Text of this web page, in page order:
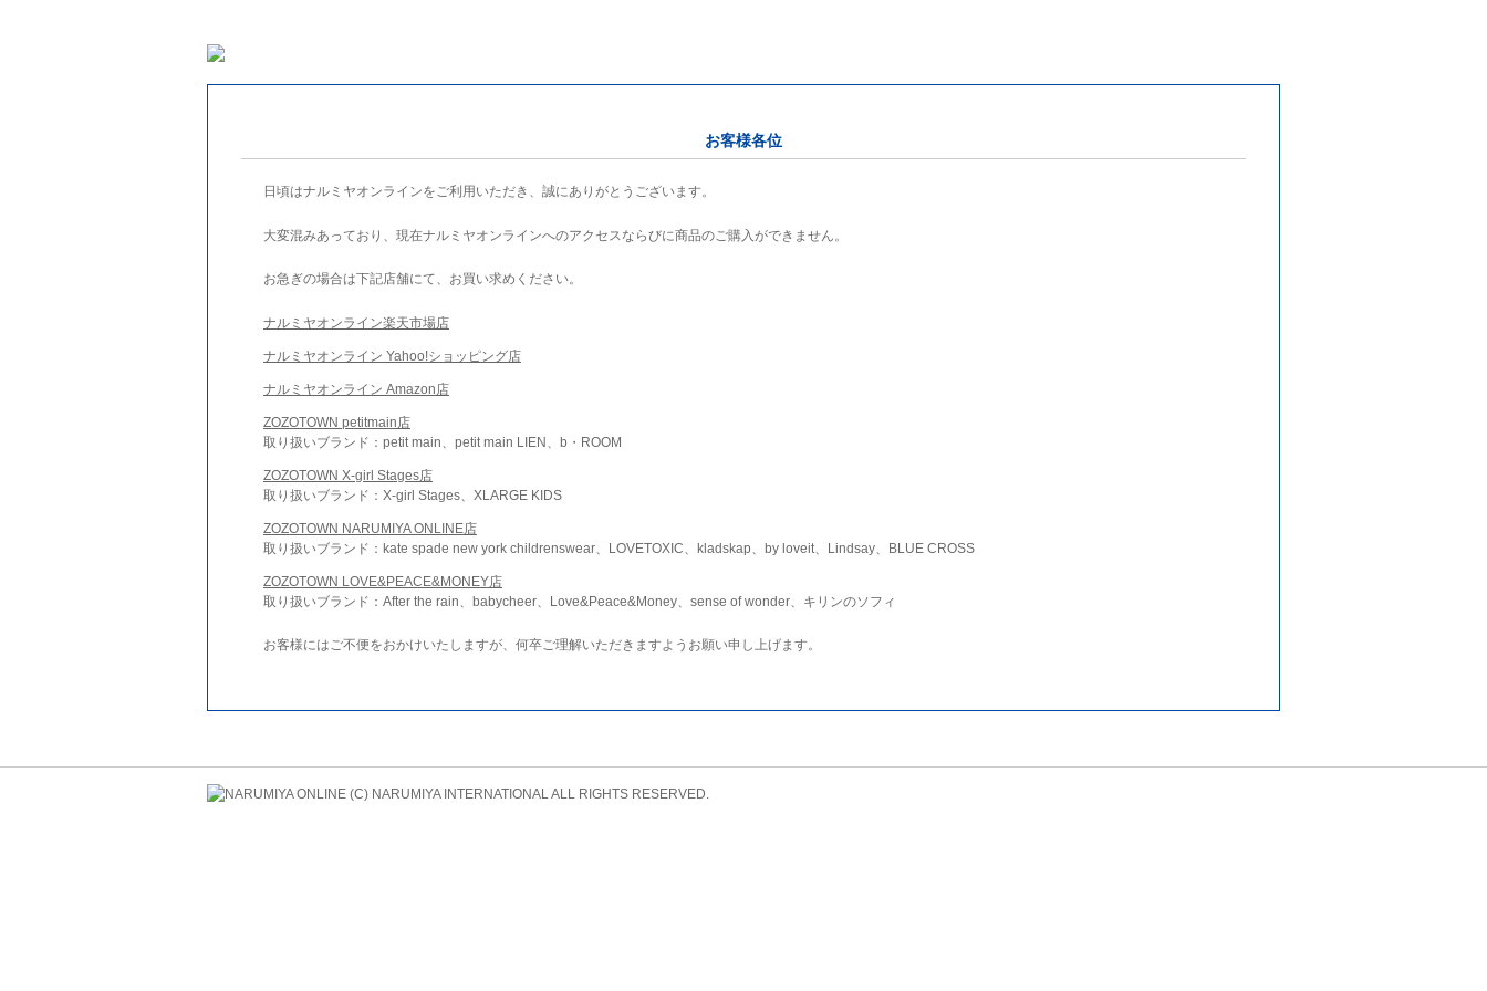
お客様各位
日頃はナルミヤオンラインをご利用いただき、誠にありがとうございます。
大変混みあっており、現在ナルミヤオンラインへのアクセスならびに商品のご購入ができません。
お急ぎの場合は下記店舗にて、お買い求めください。
ナルミヤオンライン楽天市場店
ナルミヤオンライン Yahoo!ショッピング店
ナルミヤオンライン Amazon店
ZOZOTOWN petitmain店
取り扱いブランド：petit main、petit main LIEN、b・ROOM
ZOZOTOWN X-girl Stages店
取り扱いブランド：X-girl Stages、XLARGE KIDS
ZOZOTOWN NARUMIYA ONLINE店
取り扱いブランド：kate spade new york childrenswear、LOVETOXIC、kladskap、by loveit、Lindsay、BLUE CROSS
ZOZOTOWN LOVE&PEACE&MONEY店
取り扱いブランド：After the rain、babycheer、Love&Peace&Money、sense of wonder、キリンのソフィ
お客様にはご不便をおかけいたしますが、何卒ご理解いただきますようお願い申し上げます。